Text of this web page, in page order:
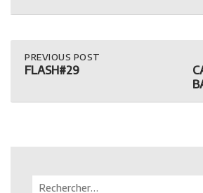
Post
navigation
PREVIOUS
POST:
PREVIOUS POST
FLASH#29
CASINO
CELESTE
–